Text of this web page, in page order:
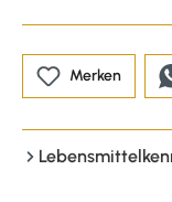
Merken